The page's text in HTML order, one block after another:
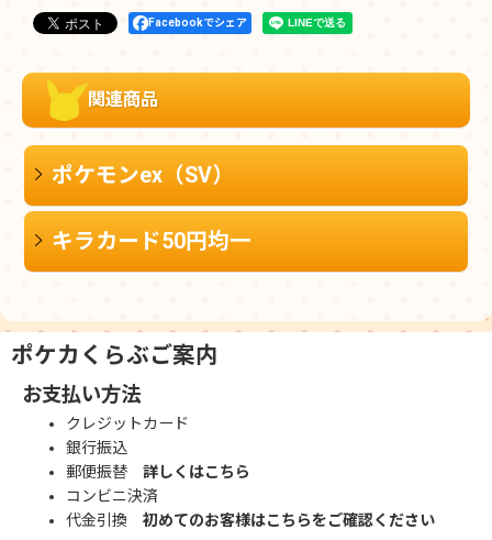
Facebookでシェア
関連商品
ポケモンex（SV）
キラカード50円均一
ポケカくらぶご案内
お支払い方法
クレジットカード
銀行振込
郵便振替 詳しくはこちら
コンビニ決済
代金引換 初めてのお客様はこちらをご確認ください